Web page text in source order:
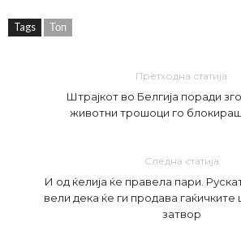
Tags Топ
Претходна статија
Штрајкот во Белгија поради
животни трошоци го
Следна статија
И од ќелија ќе правела пари.
вели дека ќе ги продава гаќичките
затвор